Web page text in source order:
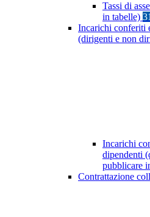
Tassi di
in tabelle) 31
Incarichi conferiti
(dirigenti e non
Incarichi
dipendenti
pubblicare
Contrattazione